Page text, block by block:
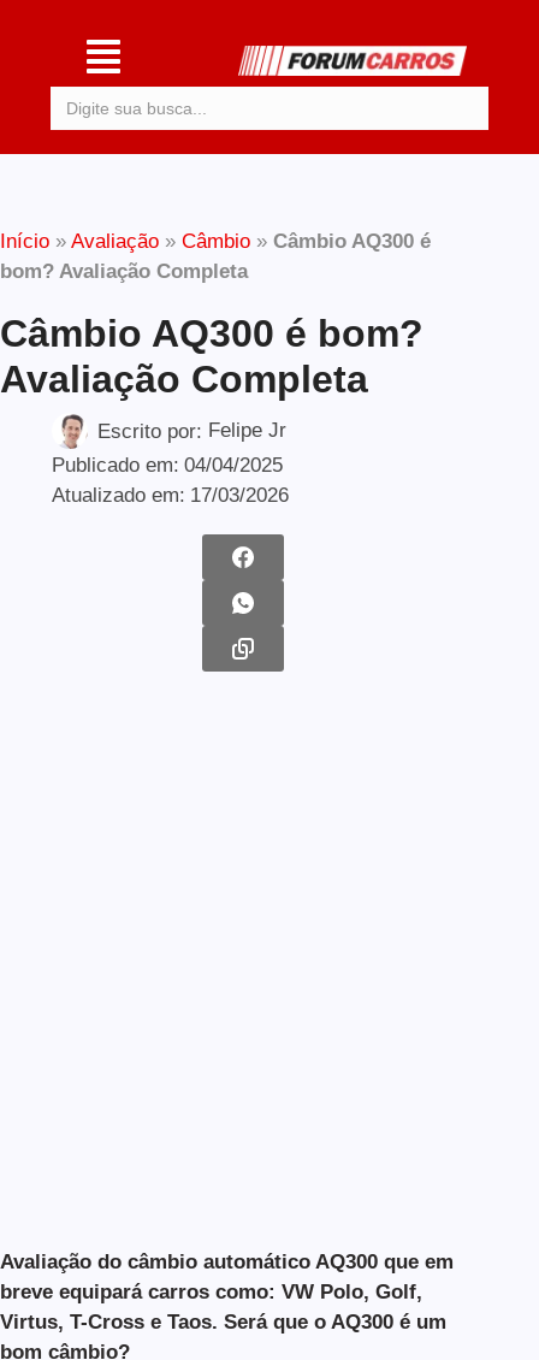
Início » Avaliação » Câmbio » Câmbio AQ300 é
bom? Avaliação Completa
Câmbio AQ300 é bom?
Avaliação Completa
Escrito por: Felipe Jr
Publicado em: 04/04/2025
Atualizado em: 17/03/2026
Avaliação do câmbio automático AQ300 que em
breve equipará carros como: VW Polo, Golf,
Virtus, T-Cross e Taos. Será que o AQ300 é um
bom câmbio?